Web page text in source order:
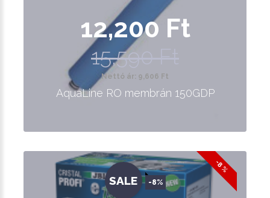
12,200 Ft
15,590 Ft
Nettó ár: 9,606 Ft
AquaLine RO membrán 150GDP
-8 %
SALE -8%